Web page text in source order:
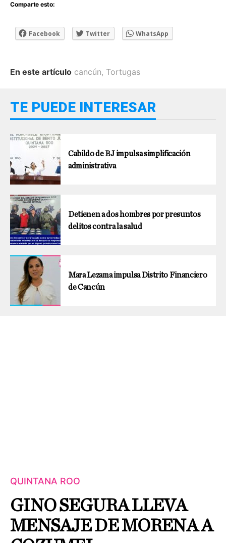
Comparte esto:
Facebook Twitter WhatsApp
En este artículo cancún, Tortugas
TE PUEDE INTERESAR
Cabildo de BJ impulsa simplificación
administrativa
Detienen a dos hombres por presuntos
delitos contra la salud
Mara Lezama impulsa Distrito Financiero
de Cancún
QUINTANA ROO
GINO SEGURA LLEVA
MENSAJE DE MORENA A